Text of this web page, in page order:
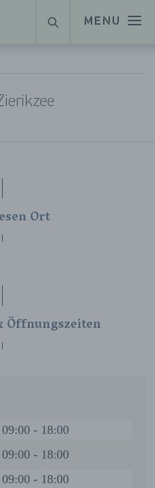
MENU
SUCHE
Ort
Öffnungszeiten
09:00 - 18:00
09:00 - 18:00
09:00 - 18:00